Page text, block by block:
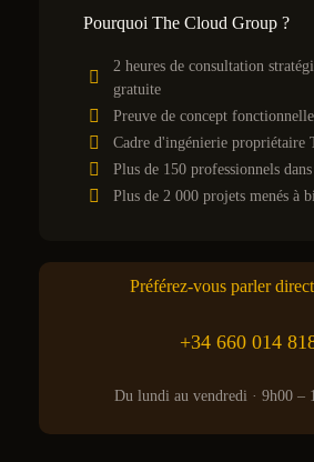
Pourquoi The Cloud Group ?
2 heures de consultation
gratuite
Preuve de concept
Cadre d'ingénierie
Plus de 150 professionnels
Plus de 2 000 projets menés à
Préférez-vous parler
+34 660 014
Du lundi au vendredi · 9h00 –